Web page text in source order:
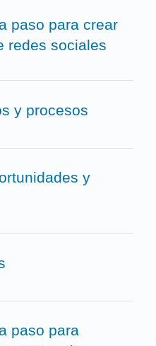
paso para crear
redes sociales
y procesos
y
paso para